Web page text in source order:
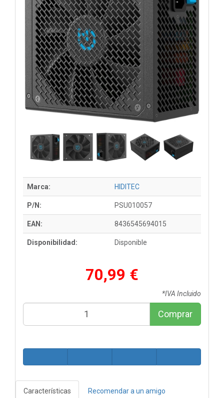
Marca: HIDITEC
P/N: PSU010057
EAN: 8436545694015
Disponibilidad: Disponible
70,99 €
*IVA Incluido
Comprar
Características Recomendar a un amigo